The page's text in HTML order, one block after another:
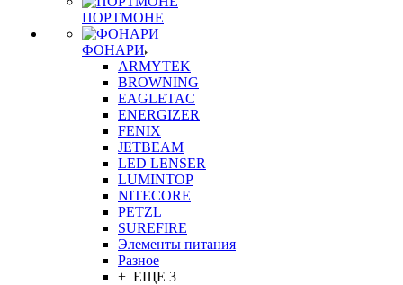
ПОРТМОНЕ
ФОНАРИ
ARMYTEK
BROWNING
EAGLETAC
ENERGIZER
FENIX
JETBEAM
LED LENSER
LUMINTOP
NITECORE
PETZL
SUREFIRE
Элементы питания
Разное
+ ЕЩЕ 3